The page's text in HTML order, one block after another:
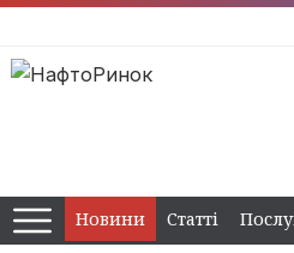
Новини Статті